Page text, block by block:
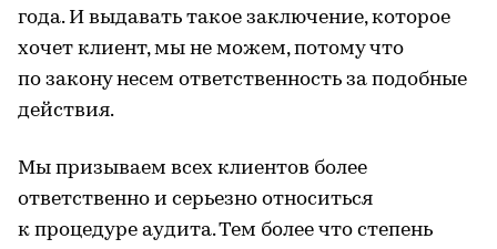
года. И выдавать такое заключение, которое
хочет клиент, мы не можем, потому что
по закону несем ответственность за подобные
действия.
Мы призываем всех клиентов более
ответственно и серьезно относиться
к процедуре аудита. Тем более что степень